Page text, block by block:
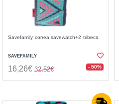
Savefamily correa savewatch+2 tribeca
SAVEFAMILY
16,26€ 32,52€ - 50%